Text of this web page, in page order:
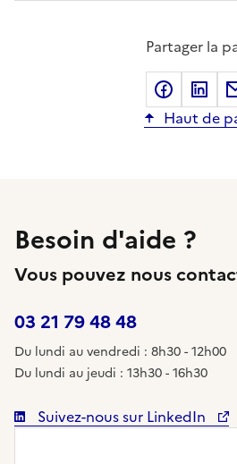
Partager la
Haut de
Besoin d'aide ?
Vous pouvez nous
03 21 79 48 48
Du lundi au vendredi : 8h30 - 12h00
Du lundi au jeudi : 13h30 - 16h30
Suivez-nous sur LinkedIn